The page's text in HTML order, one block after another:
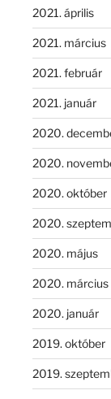
2021. április
2021. március
2021. február
2021. január
2020.
2020.
2020. október
2020.
2020. május
2020. március
2020. január
2019. október
2019.